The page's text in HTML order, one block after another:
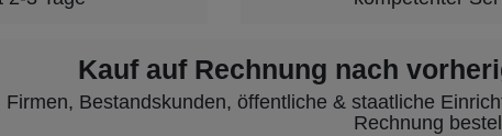
Kauf auf Rechnung nach
Bestandskunden, öffentliche & staatliche
Rechnung